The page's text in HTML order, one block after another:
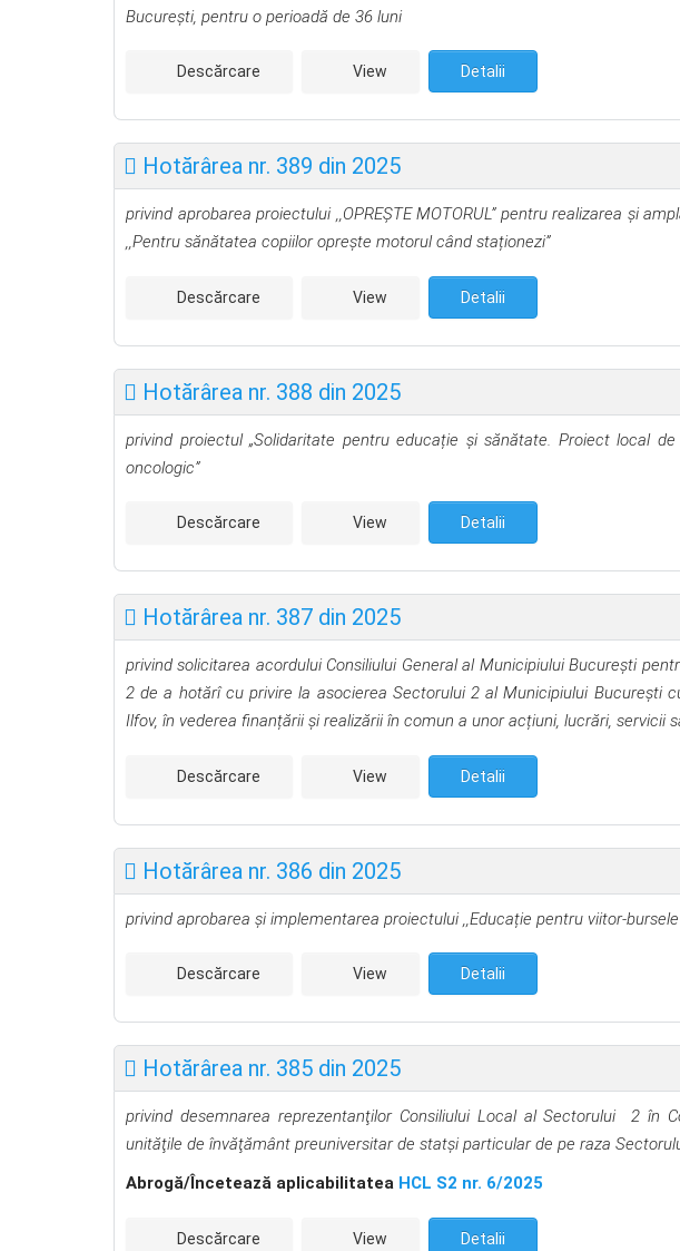
Bucureşti, pentru o perioadă de 36 luni
Descărcare View Detalii
Hotărârea nr. 389 din 2025
privind aprobarea proiectului ,,OPREȘTE MOTORUL”pentru realizarea și
,,Pentru sănătatea copiilor oprește motorul când staționezi”
Descărcare View Detalii
Hotărârea nr. 388 din 2025
privind proiectul „Solidaritate pentru educație și sănătate. Proiect local
oncologic”
Descărcare View Detalii
Hotărârea nr. 387 din 2025
privind solicitarea acordului Consiliului General al Municipiului București
2 de a hotărî cu privire la asocierea Sectorului 2 al Municipiului București
Ilfov, în vederea finanțării și realizării în comun a unor acțiuni, lucrări, servicii
Descărcare View Detalii
Hotărârea nr. 386 din 2025
privind aprobarea și implementarea proiectului ,,Educație pentru viitor-
Descărcare View Detalii
Hotărârea nr. 385 din 2025
privind desemnarea reprezentanţilor Consiliului Local al Sectorului 2 în
unităţile de învăţământ preuniversitar de statşi particular de pe raza
Abrogă/Încetează aplicabilitatea HCL S2 nr. 6/2025
Descărcare View Detalii